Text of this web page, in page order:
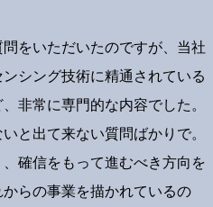
をいただいたのですが、当社
シング技術に精通されている
非常に専門的な内容でした。
と出て来ない質問ばかりで。
確信をもって進むべき方向を
らの事業を描かれているの